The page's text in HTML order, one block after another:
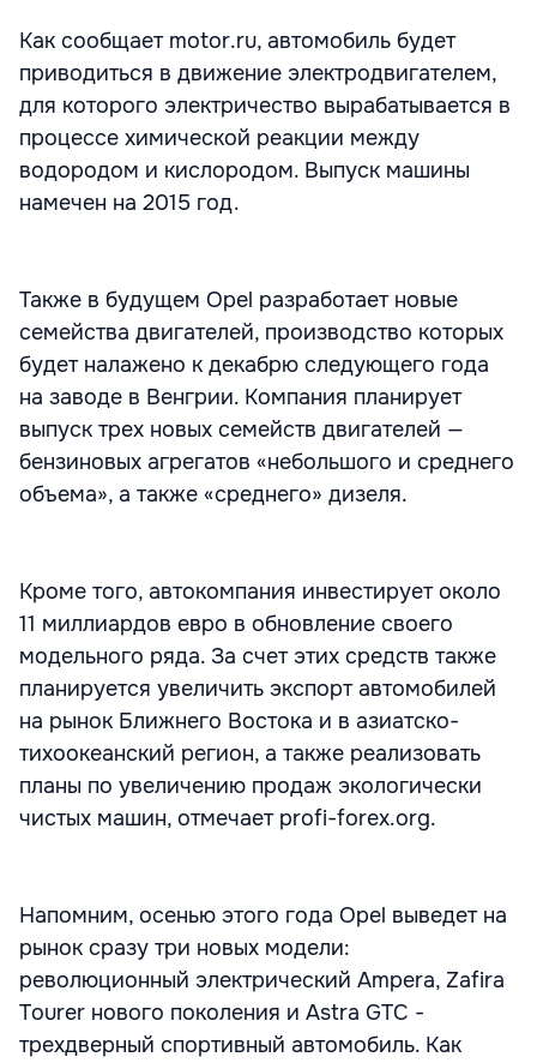
Как сообщает motor.ru, автомобиль будет
приводиться в движение электродвигателем,
для которого электричество вырабатывается в
процессе химической реакции между
водородом и кислородом. Выпуск машины
намечен на 2015 год.
Также в будущем Opel разработает новые
семейства двигателей, производство которых
будет налажено к декабрю следующего года
на заводе в Венгрии. Компания планирует
выпуск трех новых семейств двигателей —
бензиновых агрегатов «небольшого и среднего
объема», а также «среднего» дизеля.
Кроме того, автокомпания инвестирует около
11 миллиардов евро в обновление своего
модельного ряда. За счет этих средств также
планируется увеличить экспорт автомобилей
на рынок Ближнего Востока и в азиатско-
тихоокеанский регион, а также реализовать
планы по увеличению продаж экологически
чистых машин, отмечает profi-forex.org.
Напомним, осенью этого года Opel выведет на
рынок сразу три новых модели:
революционный электрический Ampera, Zafira
Tourer нового поколения и Astra GTC -
трехдверный спортивный автомобиль. Как